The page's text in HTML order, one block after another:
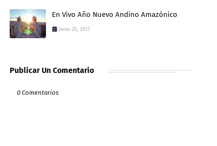
En Vivo Año Nuevo Andino Amazónico
Junio 20, 2017
Publicar Un Comentario
0 Comentarios